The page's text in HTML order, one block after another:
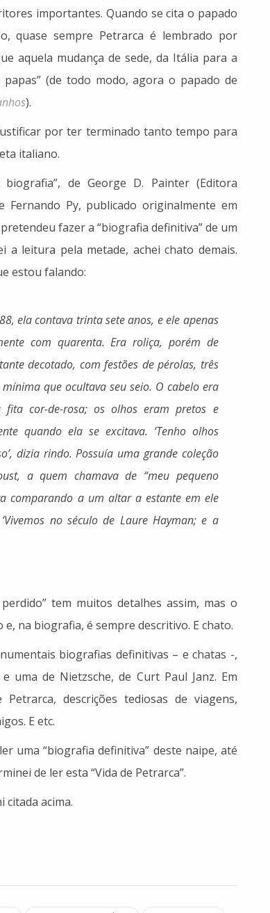
importantes. Quando se cita o papado
quase sempre Petrarca é lembrado por
aquela mudança de sede, da Itália para a
papas” (de todo modo, agora o papado de
).
por ter terminado tanto tempo para
italiano.
de George D. Painter (Editora
Fernando Py, publicado originalmente em
fazer a “biografia definitiva” de um
a leitura pela metade, achei chato demais.
estou falando:
ela contava trinta sete anos, e ele apenas
com quarenta. Era roliça, porém de
decotado, com festões de pérolas, três
que ocultava seu seio. O cabelo era
fita cor-de-rosa; os olhos eram pretos e
quando ela se excitava. ‘Tenho olhos
dizia rindo. Possuía uma grande coleção
a quem chamava de “meu pequeno
comparando a um altar a estante em ele
no século de Laure Hayman; e a
tem muitos detalhes assim, mas o
na biografia, é sempre descritivo. E chato.
biografias definitivas – e chatas -,
uma de Nietzsche, de Curt Paul Janz. Em
descrições tediosas de viagens,
E etc.
uma “biografia definitiva” deste naipe, até
de ler esta “Vida de Petrarca”.
citada acima.